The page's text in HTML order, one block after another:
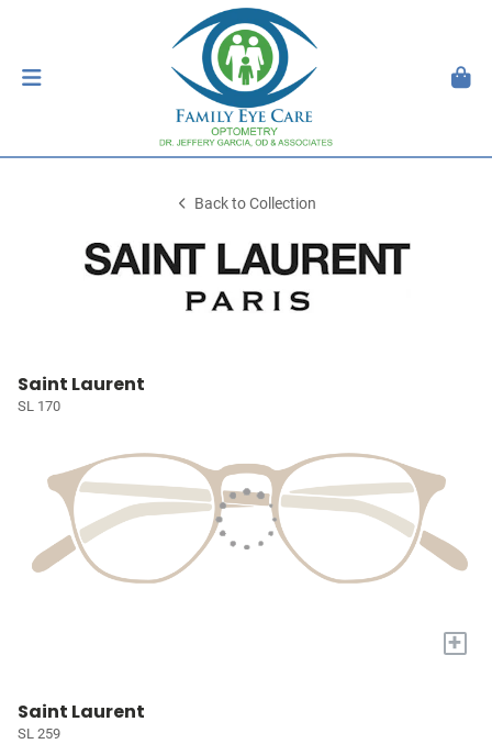
Back to Collection
Saint Laurent
SL 170
+
Saint Laurent
SL 259